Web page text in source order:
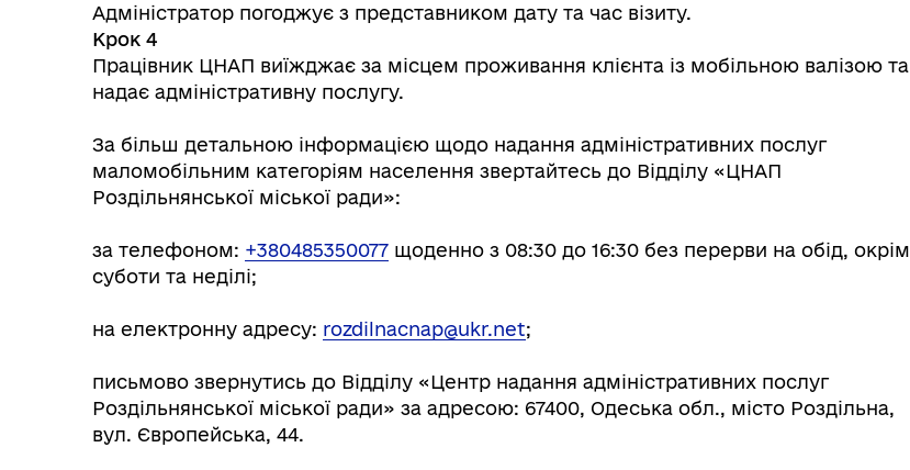
Адміністратор погоджує з представником дату та час візиту.
Крок 4
Працівник ЦНАП виїжджає за місцем проживання клієнта із мобільною валізою та
надає адміністративну послугу.
За більш детальною інформацією щодо надання адміністративних послуг
маломобільним категоріям населення звертайтесь до Відділу «ЦНАП
Роздільнянської міської ради»:
за телефоном: +380485350077 щоденно з 08:30 до 16:30 без перерви на обід, окрім
суботи та неділі;
на електронну адресу: rozdilnacnap@ukr.net;
письмово звернутись до Відділу «Центр надання адміністративних послуг
Роздільнянської міської ради» за адресою: 67400, Одеська обл., місто Роздільна,
вул. Європейська, 44.